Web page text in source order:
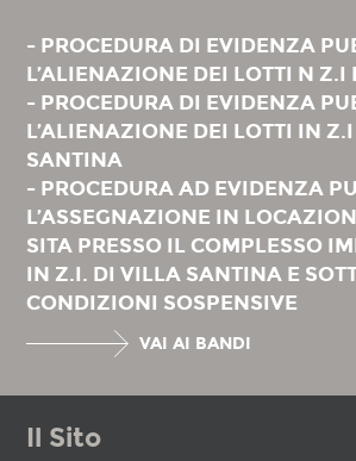
- PROCEDURA DI EVIDENZA
L’ALIENAZIONE DEI LOTTI N Z.I
- PROCEDURA DI EVIDENZA
L’ALIENAZIONE DEI LOTTI IN
SANTINA
- PROCEDURA AD EVIDENZA
L’ASSEGNAZIONE IN
SITA PRESSO IL COMPLESSO
IN Z.I. DI VILLA SANTINA E
CONDIZIONI SOSPENSIVE
VAI AI BANDI
Il Sito